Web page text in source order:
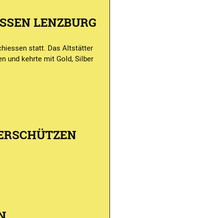
LENZBURG
statt. Das Altstätter
und kehrte mit Gold, Silber